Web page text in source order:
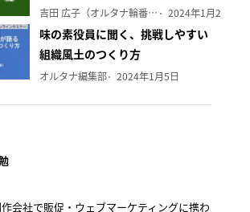
吉田 広子（オルタナ輪番編集長） 2024年1月29日
味の素役員に聞く、挑戦しやすい
組織風土のつくり方
オルタナ編集部 2024年1月5日
会社で販促・ウェブマーケティングに携わ